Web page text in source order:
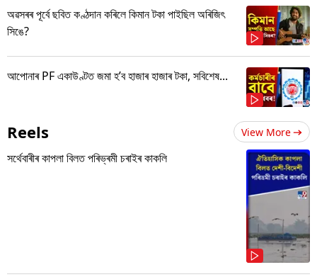
অৱসৰৰ পূৰ্বে ছবিত কণ্ঠদান কৰিলে কিমান টকা পাইছিল অৰিজিৎ
সিঙে?
আপোনাৰ PF একাউণ্টত জমা হ’ব হাজাৰ হাজাৰ টকা, সবিশেষ...
Reels View More
সৰ্থেবাৰীৰ কাপলা বিলত পৰিভ্ৰমী চৰাইৰ কাকলি